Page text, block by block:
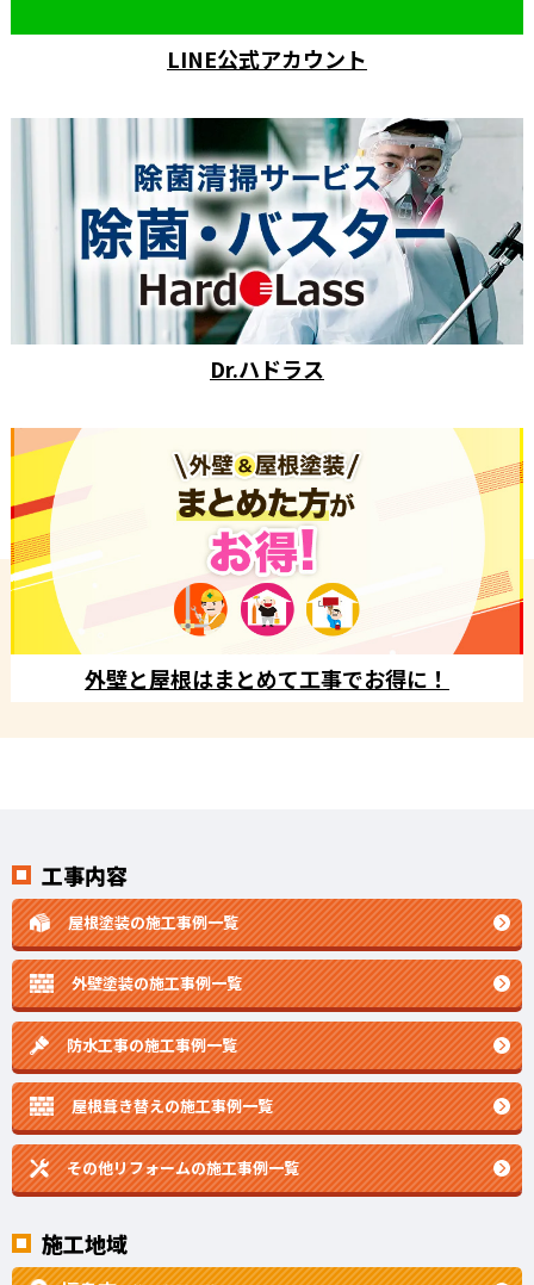
LINE公式アカウント
Dr.ハドラス
外壁と屋根はまとめて工事でお得に！
工事内容
屋根塗装の施工事例一覧
外壁塗装の施工事例一覧
防水工事の施工事例一覧
屋根葺き替えの施工事例一覧
その他リフォームの施工事例一覧
施工地域